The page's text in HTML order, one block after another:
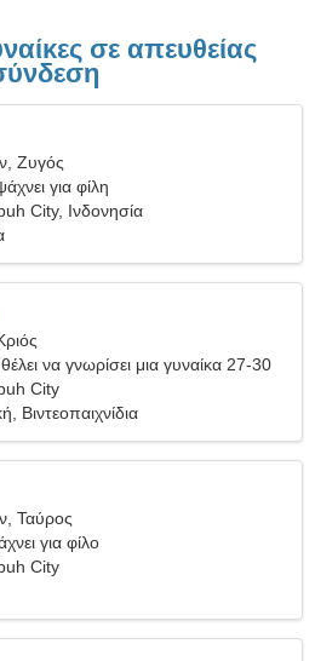
σε απευθείας
Ζυγός
για φίλη
City, Ινδονησία
να γνωρίσει μια γυναίκα 27-30
City
Βιντεοπαιχνίδια
Ταύρος
για φίλο
City